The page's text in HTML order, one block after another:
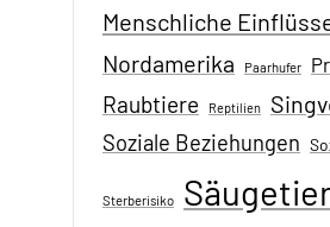
Menschliche
Nordamerika Paarhufer
Raubtiere Reptilien
Soziale Beziehungen
Sterberisiko